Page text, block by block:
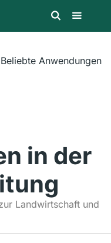
Beliebte Anwendungen
in der
Landwirtschaft und